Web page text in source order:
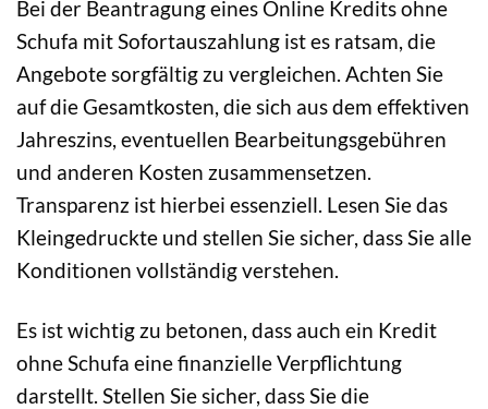
Bei der Beantragung eines Online Kredits ohne
Schufa mit Sofortauszahlung ist es ratsam, die
Angebote sorgfältig zu vergleichen. Achten Sie
auf die Gesamtkosten, die sich aus dem effektiven
Jahreszins, eventuellen Bearbeitungsgebühren
und anderen Kosten zusammensetzen.
Transparenz ist hierbei essenziell. Lesen Sie das
Kleingedruckte und stellen Sie sicher, dass Sie alle
Konditionen vollständig verstehen.
Es ist wichtig zu betonen, dass auch ein Kredit
ohne Schufa eine finanzielle Verpflichtung
darstellt. Stellen Sie sicher, dass Sie die